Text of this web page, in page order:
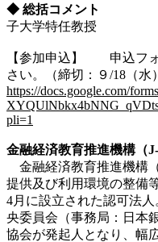
◆ 総括コメント
飛
子大学特任教授
【参加申込】 申込フォ
さい。（締切：９/18（水
https://docs.google.com/
pli=1
金融経済教育推進機構（
金融経済教育推進機構
提供及び利用環境の整備
4月に設立された認可法
央委員会（事務局：日本
協会が発起人となり、幅